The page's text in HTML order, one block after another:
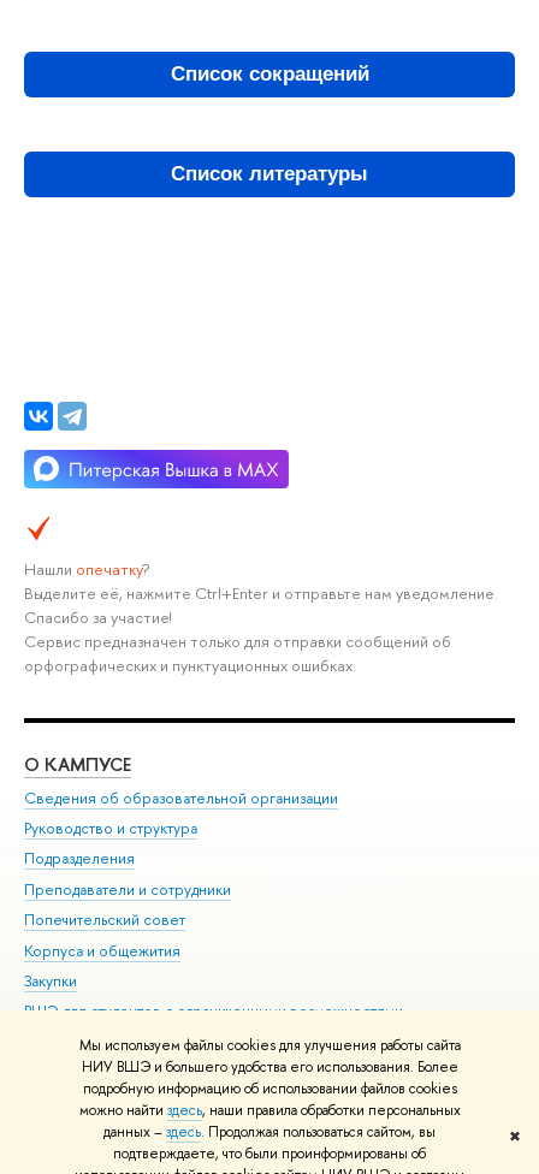
Мы используем файлы cookies для улучшения работы сайта
НИУ ВШЭ и большего удобства его использования. Более
подробную информацию об использовании файлов cookies
можно найти здесь, наши правила обработки персональных
данных –здесь. Продолжая пользоваться сайтом, вы
подтверждаете, что были проинформированы об
✖
Список сокращений
Список литературы
Нашли опечатку?
Выделите её, нажмите Ctrl+Enter и отправьте нам уведомление.
Спасибо за участие!
Сервис предназначен только для отправки сообщений об
орфографических и пунктуационных ошибках.
О КАМПУСЕ
Сведения об образовательной организации
Руководство и структура
Подразделения
Преподаватели и сотрудники
Попечительский совет
Корпуса и общежития
Закупки
ВШЭ для студентов с ограниченными возможностями
здоровья и инвалидностью
Версия для слабовидящих
Единая платежная страница